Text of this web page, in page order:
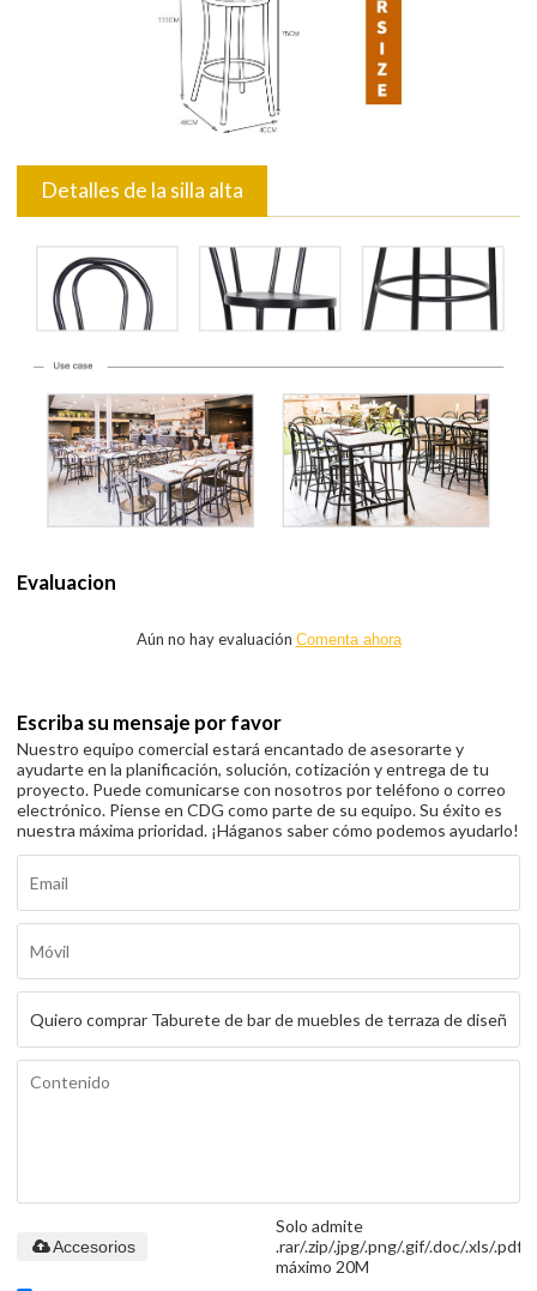
Detalles de la silla alta
Evaluacion
Aún no hay evaluación Comenta ahora
Escriba su mensaje por favor
Nuestro equipo comercial estará encantado de asesorarte y
ayudarte en la planificación, solución, cotización y entrega de tu
proyecto. Puede comunicarse con nosotros por teléfono o correo
electrónico. Piense en CDG como parte de su equipo. Su éxito es
nuestra máxima prioridad. ¡Háganos saber cómo podemos ayudarlo!
Solo admite
.rar/.zip/.jpg/.png/.gif/.doc/.xls/.pdf,
máximo 20M
Accesorios